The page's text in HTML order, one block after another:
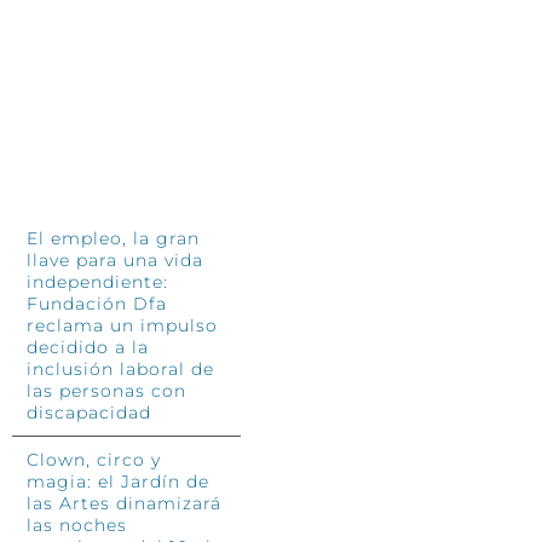
El empleo, la gran
llave para una vida
independiente:
Fundación Dfa
reclama un impulso
decidido a la
inclusión laboral de
las personas con
discapacidad
Clown, circo y
magia: el Jardín de
las Artes dinamizará
las noches